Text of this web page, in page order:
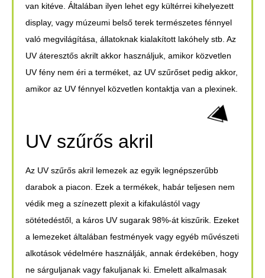
van kitéve. Általában ilyen lehet egy kültérrei kihelyezett
display, vagy múzeumi belső terek természetes fénnyel
való megvilágítása, állatoknak kialakított lakóhely stb. Az
UV áteresztős akrilt akkor használjuk, amikor közvetlen
UV fény nem éri a terméket, az UV szűrőset pedig akkor,
amikor az UV fénnyel közvetlen kontaktja van a plexinek.
UV szűrős akril
Az UV szűrős akril lemezek az egyik legnépszerűbb
darabok a piacon. Ezek a termékek, habár teljesen nem
védik meg a színezett plexit a kifakulástól vagy
sötétedéstől, a káros UV sugarak 98%-át kiszűrik. Ezeket
a lemezeket általában festmények vagy egyéb művészeti
alkotások védelmére használják, annak érdekében, hogy
ne sárguljanak vagy fakuljanak ki. Emelett alkalmasak